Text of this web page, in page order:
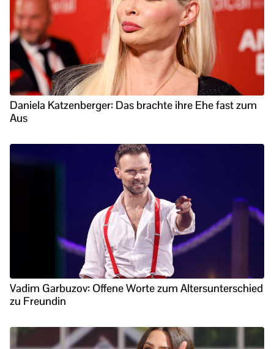
Daniela Katzenberger: Das brachte ihre Ehe fast zum
Aus
Vadim Garbuzov: Offene Worte zum Altersunterschied
zu Freundin